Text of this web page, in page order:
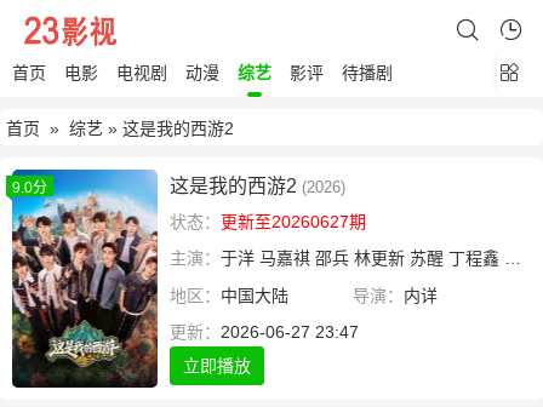
首页 电影 电视剧 动漫 综艺 影评 待播剧
首页 » 综艺 » 这是我的西游2
9.0分 这是我的西游2 (2026)
状态： 更新至20260627期
主演： 于洋 马嘉祺 邵兵 林更新 苏醒 丁程鑫 宋亚
地区： 中国大陆 导演： 内详
更新： 2026-06-27 23:47
立即播放